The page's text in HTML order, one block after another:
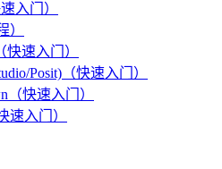
入门）
）
速入门）
Posit)（快速入门）
（快速入门）
速入门）